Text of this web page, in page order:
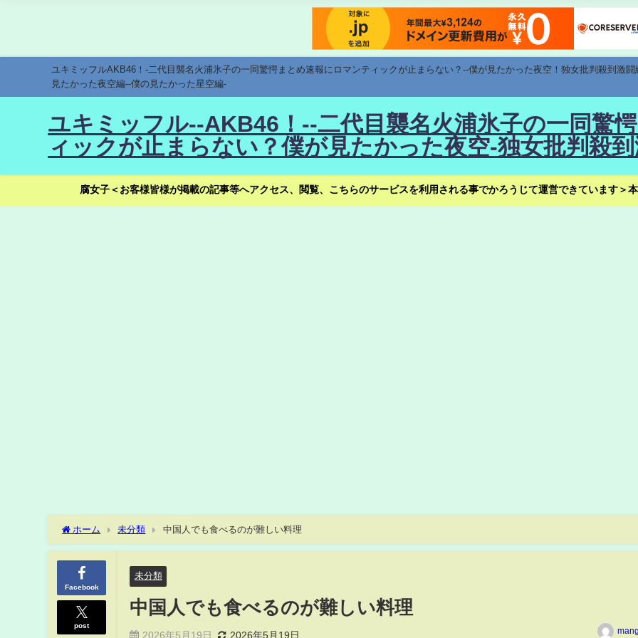
ユキミッフルAKB46！-二代目襲名火浦氷子の一同驚愕まとめ速報にロマンティックが止まらない？--僕が見たかった夜空！独女批判殺到激
見たかった夜空編--僕の見たかった星空編-
ユキミッフル--AKB46！--二代目襲名火浦氷子の一同驚
ィックが止まらない？僕が見たかった夜空-独女批判殺
腐女子＜お客様皆様が掲載の記事等へアクセス、閲覧、こちらのサービスを利用される事でかろうじて運営できています＞
ホーム 未分類 中国人でも食べるのが難しい料理
Facebook
post
未分類
中国人でも食べるのが難しい料理
2026年5月19日 2026年5月19日